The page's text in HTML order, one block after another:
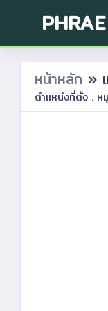
หน้าหลัก »
ตำแหน่งที่ตั้ง : ห